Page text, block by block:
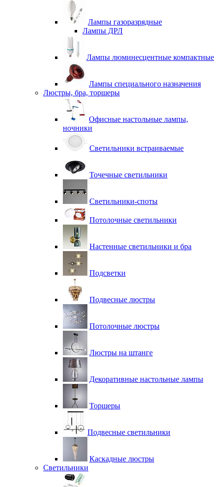
Лампы газоразрядные
Лампы ДРЛ
Лампы люминесцентные компактные
Лампы специального назначения
Люстры, бра, торшеры
Офисные настольные лампы,
ночники
Светильники встраиваемые
Точечные светильники
Светильники-споты
Потолочные светильники
Настенные светильники и бра
Подсветки
Подвесные люстры
Потолочные люстры
Люстры на штанге
Декоративные настольные лампы
Торшеры
Подвесные светильники
Каскадные люстры
Светильники